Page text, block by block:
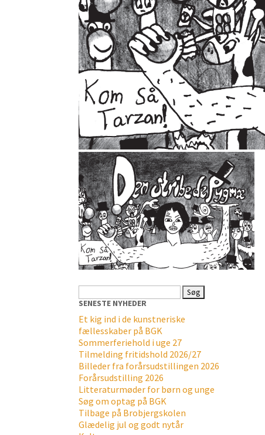
efter:
SENESTE NYHEDER
Et kig ind i de kunstneriske
fællesskaber på BGK
Sommerferiehold i uge 27
Tilmelding fritidshold 2026/27
Billeder fra forårsudstillingen 2026
Forårsudstilling 2026
Litteraturmøder for børn og unge
Søg om optag på BGK
Tilbage på Brobjergskolen
Glædelig jul og godt nytår